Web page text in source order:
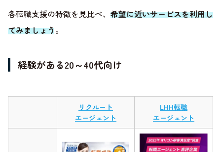
各転職支援の特徴を見比べ、 希望に近いサービスを利用し
てみましょう。
経験がある20～40代向け
リクルート
エージェント
LHH転職
エージェント